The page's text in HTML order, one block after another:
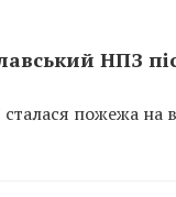
НПЗ
сталася пожежа